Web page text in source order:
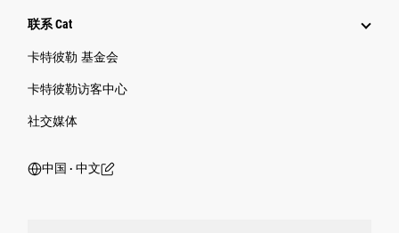
联系 Cat
卡特彼勒 基金会
卡特彼勒访客中心
社交媒体
中国 ‧ 中文